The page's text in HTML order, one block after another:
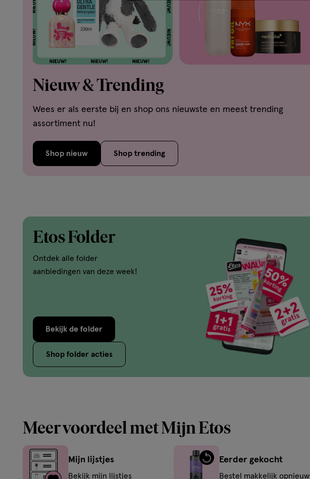
Nieuw & Trending
Wees er als eerste bij en shop ons nieuwste en meest trending
assortiment nu!
Shop nieuw Shop trending
Etos Folder
Ontdek alle folder
aanbiedingen van deze week!
Bekijk de folder
Shop folder acties
Meer voordeel met Mijn Etos
Mijn lijstjes
Bekijk mijn lijstjes
Eerder gekocht
Bestel makkelijk opnieuw